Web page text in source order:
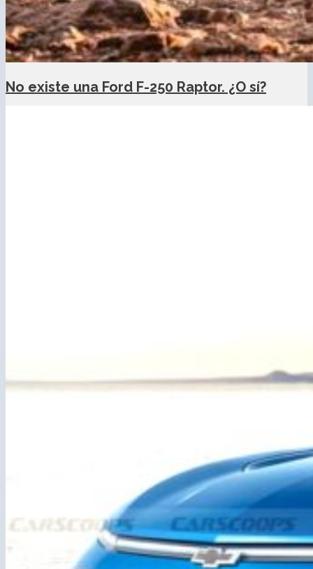
No existe una Ford F-250 Raptor. ¿O sí?